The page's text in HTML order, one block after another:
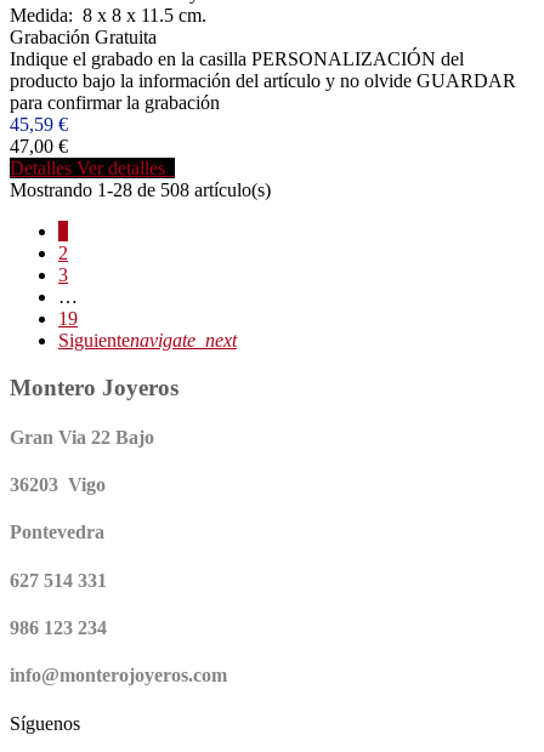
Medida: 8 x 8 x 11.5 cm.
Grabación Gratuita
Indique el grabado en la casilla PERSONALIZACIÓN del
producto bajo la información del artículo y no olvide GUARDAR
para confirmar la grabación
45,59 €
47,00 €
Detalles Ver detalles
Mostrando 1-28 de 508 artículo(s)
2
3
…
19
Siguientenavigate_next
Montero Joyeros
Gran Via 22 Bajo
36203 Vigo
Pontevedra
627 514 331
986 123 234
info@monterojoyeros.com
Síguenos